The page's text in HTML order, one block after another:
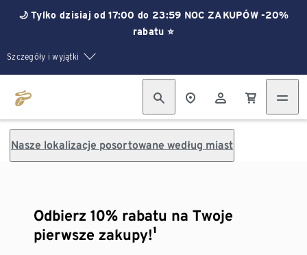
🌙 Tylko dzisiaj od 17:00 do 23:59 NOC ZAKUPÓW -20%
rabatu ⭐
Szczegóły i wyjątki
Nasze lokalizacje posortowane według miast
Odbierz 10% rabatu na Twoje
pierwsze zakupy!¹